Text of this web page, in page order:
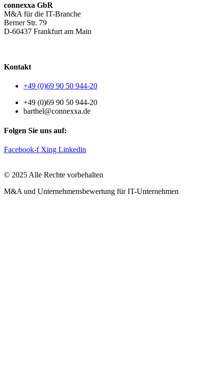
connexxa GbR
M&A für die IT-Branche
Berner Str. 79
D-60437 Frankfurt am Main
Kontakt
+49 (0)69 90 50 944-20
+49 (0)69 90 50 944-20
barthel@connexxa.de
Folgen Sie uns auf:
Facebook-f Xing Linkedin
© 2025 Alle Rechte vorbehalten
M&A und Unternehmensbewertung für IT-Unternehmen